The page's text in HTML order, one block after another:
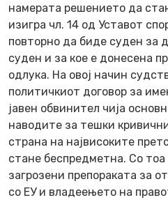
намерата решението да
изигра чл. 14 од Уставот
повторно да биде суден за
суден и за кое е донесена
одлука. На овој начин
политичкиот договор за
јавен обвинител чија
наводите за тешки
страна на највисоките
стане беспредметна. Со
загрозени препораката за
со ЕУ и владеењето на